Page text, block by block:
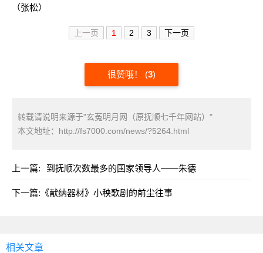
（张松）
上一页 1 2 3 下一页
很赞哦！ (3)
转载请说明来源于"玄菟明月网（原抚顺七千年网站）"
本文地址： http://fs7000.com/news/?5264.html
上一篇: 到抚顺次数最多的国家领导人——朱德
下一篇: 《献纳器材》小秧歌剧的前尘往事
相关文章